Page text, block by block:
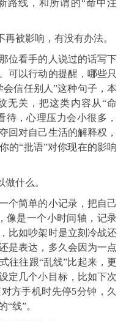
路线，和所谓的“命中注
被影响，有没有办法。
位看手的人说过的话写下
可以行动的提醒，哪些只
信任别人”这种句子，本
无关，把这类内容从“命
待，心理压力会小很多，
回对自己生活的解释权，
的“批语”对你现在的影响
什么。
个简单的小记录，把自己
像是一个小时间轴，记录
比如吵架时是立刻冷战还
是表达，多久会因为一点
往往跟“乱线”比起来，更
定几个小目标，比如下次
方手机时先停5分钟，久
线”。